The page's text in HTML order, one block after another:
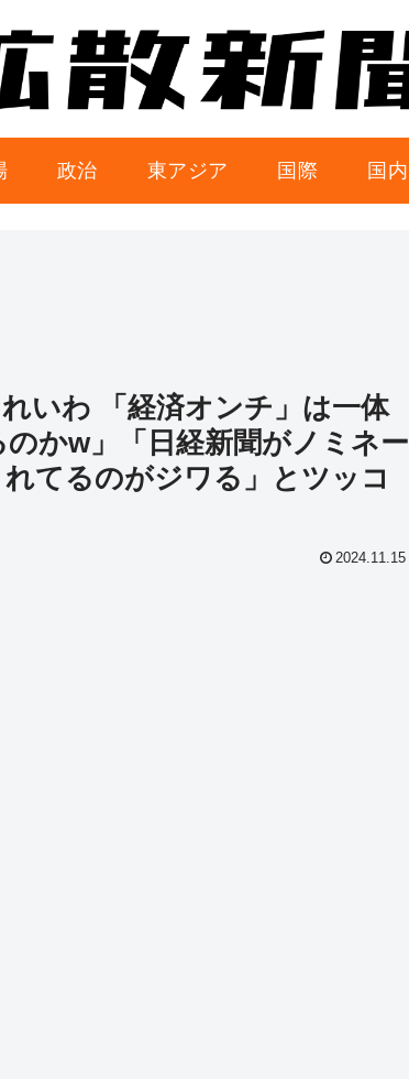
政治 東アジア 国際 国内
いわ 「経済オンチ」は一体
かw」「日経新聞がノミネー
てるのがジワる」とツッコ
2024.11.15